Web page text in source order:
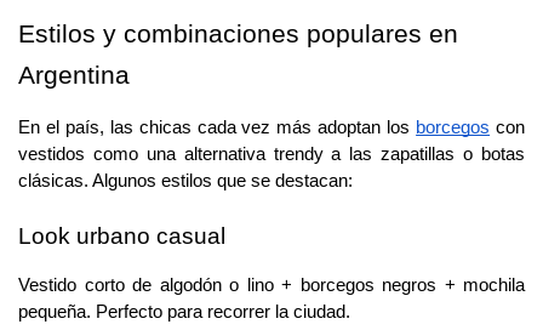
Estilos y combinaciones populares en
Argentina
En el país, las chicas cada vez más adoptan los borcegos con
vestidos como una alternativa trendy a las zapatillas o botas
clásicas. Algunos estilos que se destacan:
Look urbano casual
Vestido corto de algodón o lino + borcegos negros + mochila
pequeña. Perfecto para recorrer la ciudad.